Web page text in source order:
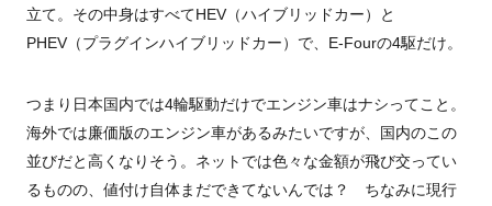
立て。その中身はすべてHEV（ハイブリッドカー）と
PHEV（プラグインハイブリッドカー）で、E-Fourの4駆だけ。
つまり日本国内では4輪駆動だけでエンジン車はナシってこと。
海外では廉価版のエンジン車があるみたいですが、国内のこの
並びだと高くなりそう。ネットでは色々な金額が飛び交ってい
るものの、値付け自体まだできてないんでは？ ちなみに現行